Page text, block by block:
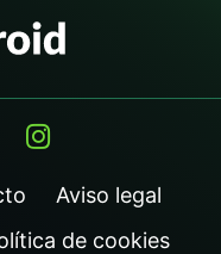
Aviso legal
de cookies